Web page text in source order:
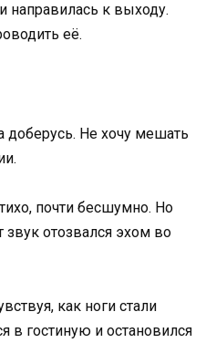
направилась к выходу.
её.
доберусь. Не хочу мешать
почти бесшумно. Но
звук отозвался эхом во
как ноги стали
в гостиную и остановился